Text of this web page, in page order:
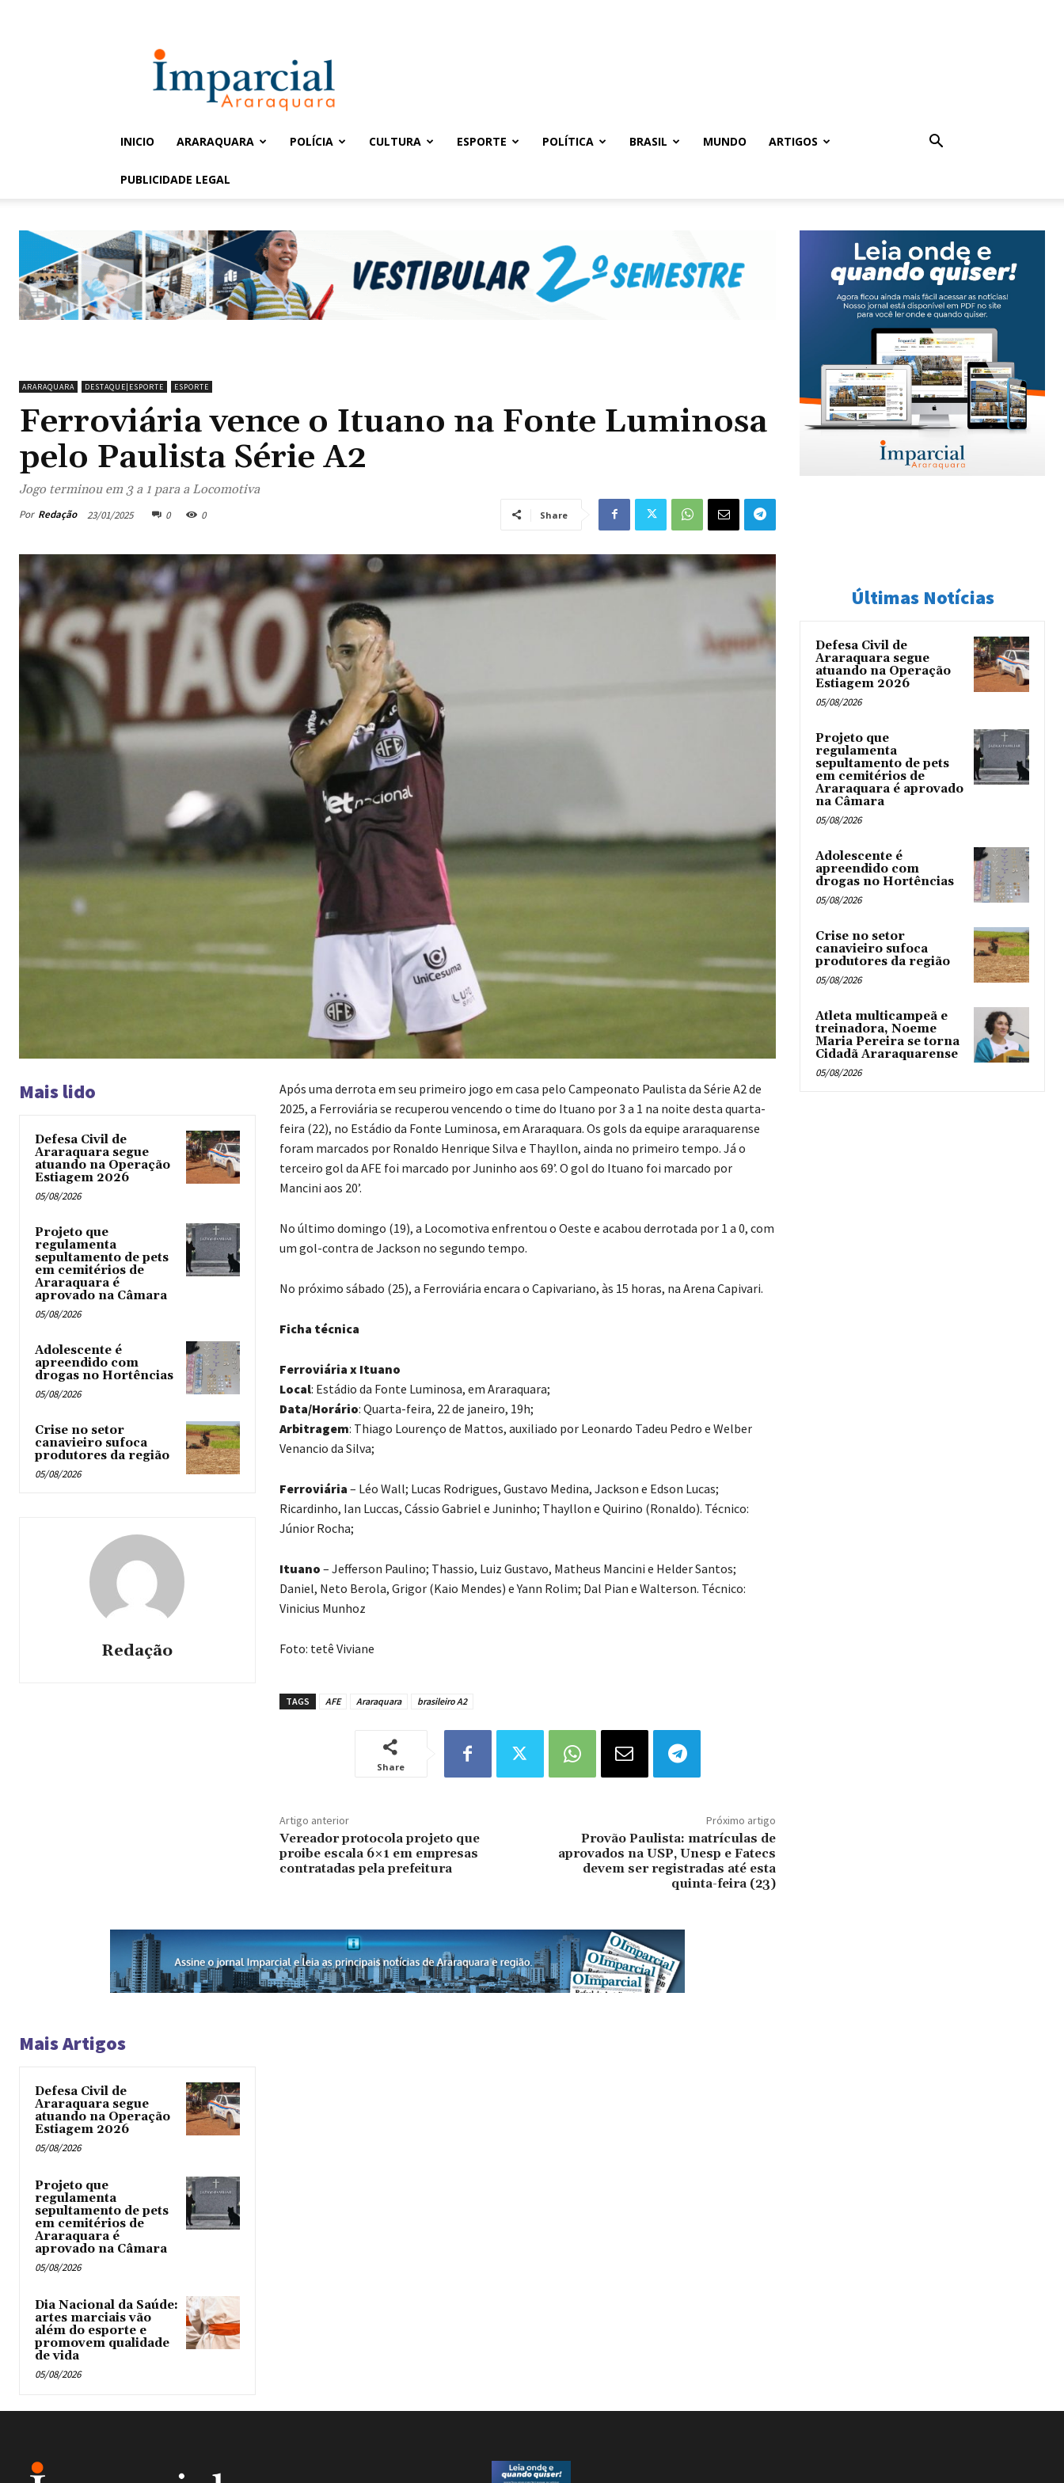
Imparcial
INICIO ARARAQUARA POLÍCIA CULTURA ESPORTE POLÍTICA BRASIL MUNDO ARTIGOS
PUBLICIDADE LEGAL
ARARAQUARA DESTAQUE|ESPORTE ESPORTE
Ferroviária vence o Ituano na Fonte Luminosa
pelo Paulista Série A2
Jogo terminou em 3 a 1 para a Locomotiva
Por Redação 23/01/2025 0 0 Share
Mais lido
Defesa Civil de
Araraquara segue
atuando na Operação
Estiagem 2026
05/08/2026
Projeto que
regulamenta
sepultamento de pets
em cemitérios de
Araraquara é
aprovado na Câmara
05/08/2026
Adolescente é
apreendido com
drogas no Hortências ‎
05/08/2026
Crise no setor
canavieiro sufoca
produtores da região
05/08/2026
Redação
Após uma derrota em seu primeiro jogo em casa pelo Campeonato Paulista da Série A2 de
2025, a Ferroviária se recuperou vencendo o time do Ituano por 3 a 1 na noite desta quarta-
feira (22), no Estádio da Fonte Luminosa, em Araraquara. Os gols da equipe araraquarense
foram marcados por Ronaldo Henrique Silva e Thayllon, ainda no primeiro tempo. Já o
terceiro gol da AFE foi marcado por Juninho aos 69’. O gol do Ituano foi marcado por
Mancini aos 20’.
No último domingo (19), a Locomotiva enfrentou o Oeste e acabou derrotada por 1 a 0, com
um gol-contra de Jackson no segundo tempo.
No próximo sábado (25), a Ferroviária encara o Capivariano, às 15 horas, na Arena Capivari.
Ficha técnica
Ferroviária x Ituano
Local: Estádio da Fonte Luminosa, em Araraquara;
Data/Horário: Quarta-feira, 22 de janeiro, 19h;
Arbitragem: Thiago Lourenço de Mattos, auxiliado por Leonardo Tadeu Pedro e Welber
Venancio da Silva;
Ferroviária – Léo Wall; Lucas Rodrigues, Gustavo Medina, Jackson e Edson Lucas;
Ricardinho, Ian Luccas, Cássio Gabriel e Juninho; Thayllon e Quirino (Ronaldo). Técnico:
Júnior Rocha;
Ituano – Jefferson Paulino; Thassio, Luiz Gustavo, Matheus Mancini e Helder Santos;
Daniel, Neto Berola, Grigor (Kaio Mendes) e Yann Rolim; Dal Pian e Walterson. Técnico:
Vinicius Munhoz
Foto: tetê Viviane
TAGS AFE Araraquara brasileiro A2
Share
Artigo anterior
Vereador protocola projeto que
proibe escala 6×1 em empresas
contratadas pela prefeitura
Próximo artigo
Provão Paulista: matrículas de
aprovados na USP, Unesp e Fatecs
devem ser registradas até esta
quinta-feira (23)
Mais Artigos
Defesa Civil de
Araraquara segue
atuando na Operação
Estiagem 2026
05/08/2026
Projeto que
regulamenta
sepultamento de pets
em cemitérios de
Araraquara é
aprovado na Câmara
05/08/2026
Dia Nacional da Saúde:
artes marciais vão
além do esporte e
promovem qualidade
de vida
05/08/2026
Últimas Notícias
Defesa Civil de
Araraquara segue
atuando na Operação
Estiagem 2026
05/08/2026
Projeto que
regulamenta
sepultamento de pets
em cemitérios de
Araraquara é aprovado
na Câmara
05/08/2026
Adolescente é
apreendido com
drogas no Hortências ‎
05/08/2026
Crise no setor
canavieiro sufoca
produtores da região
05/08/2026
Atleta multicampeã e
treinadora, Noeme
Maria Pereira se torna
Cidadã Araraquarense
05/08/2026